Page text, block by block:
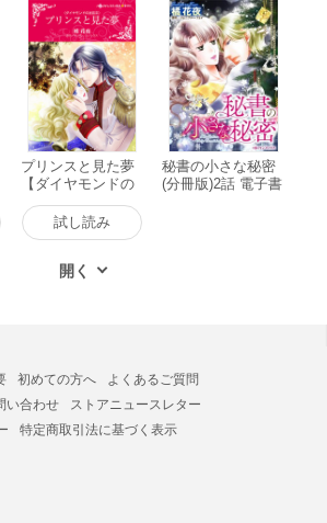
プリンスと見た夢
【ダイヤモンドの
迷宮 III】 電子書籍
版
試し読み
秘書の小さな秘密
(分冊版)2話 電子書
初めての方へ
よくあるご質問
い合わせ
ストアニュースレター
特定商取引法に基づく表示